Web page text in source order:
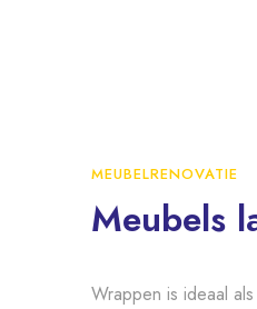
MEUBELRENOVATIE
Meubels
Wrappen is ideaal